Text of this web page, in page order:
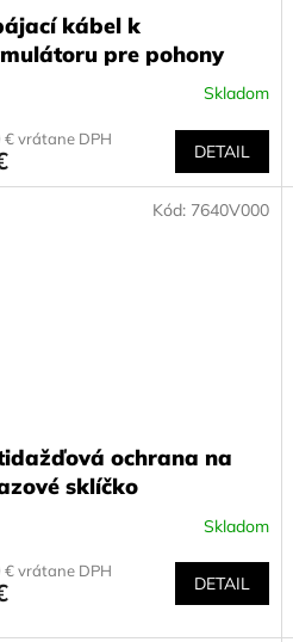
kábel k
pre pohony
Skladom
€ vrátane DPH
DETAIL
ochrana na
sklíčko
Skladom
€ vrátane DPH
DETAIL
Kód: 7640V000